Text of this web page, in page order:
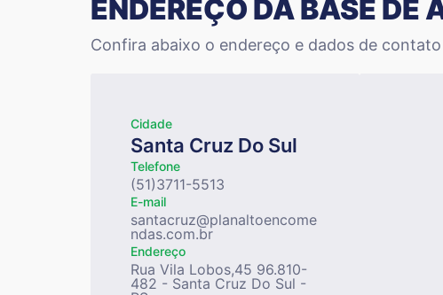
ENDEREÇO DA BASE DE
Confira abaixo o endereço e dados de
Cidade
Santa Cruz Do Sul
Telefone
(51)3711-5513
E-mail
santacruz@planaltoencome
ndas.com.br
Endereço
Rua Vila Lobos,45 96.810-
482 - Santa Cruz Do Sul -